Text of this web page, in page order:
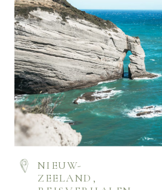
NIEUW-
ZEELAND ,